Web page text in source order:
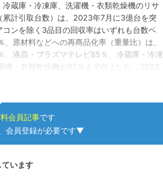
冷蔵庫・冷凍庫、洗濯機・衣類乾燥機のリサ
累計引取台数）は、2023年7月に3億台を突
コンを除く3品目の回収率はいずれも台数ベ
、原材料などへの再商品化率（重量比）は、
、液晶・プラズマテレビ85％、冷蔵庫・冷凍
機・衣類乾燥機が92％まで向上した（2023
会員記事です
会員登録が必要です▼
います